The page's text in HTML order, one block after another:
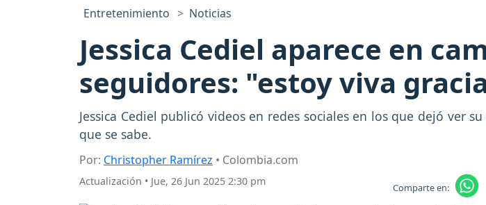
Entretenimiento Noticias
Jessica Cediel aparece en
seguidores: "estoy viva
Jessica Cediel publicó videos en redes sociales en los que dejó ver
que se sabe.
Por: Christopher Ramírez • Colombia.com
Actualización • Jue, 26 Jun 2025 2:30 pm Comparte en: